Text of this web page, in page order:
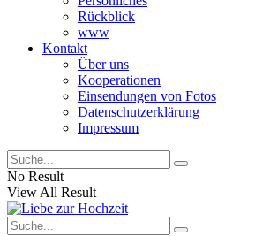
Rückblick
www
Kontakt
Über uns
Kooperationen
Einsendungen von Fotos
Datenschutzerklärung
Impressum
No Result
View All Result